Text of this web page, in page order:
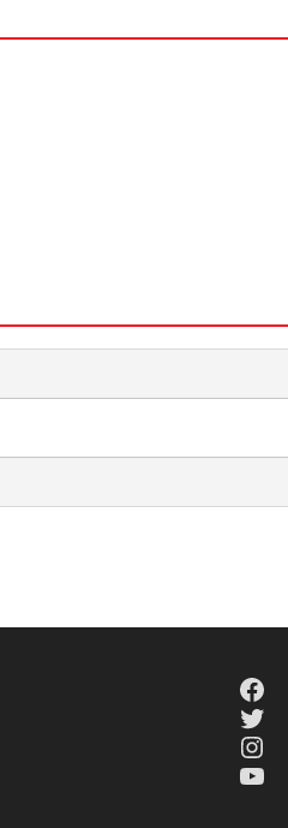
Facebook
Twitter
Instagram
YouTube